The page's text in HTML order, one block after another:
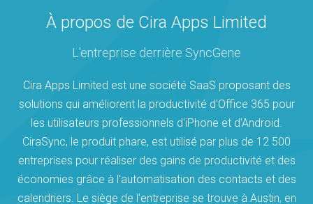
À propos de Cira Apps Limited
L'entreprise derrière SyncGene
Cira Apps Limited est une société SaaS proposant des
solutions qui améliorent la productivité d'Office 365 pour
les utilisateurs professionnels d'iPhone et d'Android.
CiraSync, le produit phare, est utilisé par plus de 12 500
entreprises pour réaliser des gains de productivité et des
économies grâce à l'automatisation des contacts et des
calendriers. Le siège de l'entreprise se trouve à Austin, en